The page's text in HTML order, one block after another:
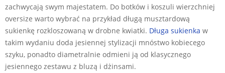
zachwycają swym majestatem. Do botków i koszuli wierzchniej
oversize warto wybrać na przykład długą musztardową
sukienkę rozkloszowaną w drobne kwiatki. Długa sukienka w
takim wydaniu doda jesiennej stylizacji mnóstwo kobiecego
szyku, ponadto diametralnie odmieni ją od klasycznego
jesiennego zestawu z bluzą i dżinsami.